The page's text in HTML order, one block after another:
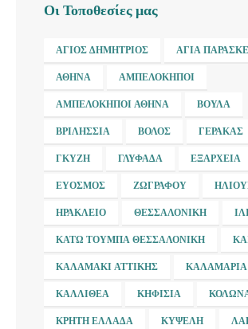
Οι Τοποθεσίες μας
ΆΓΙΟΣ ΔΗΜΉΤΡΙΟΣ ΑΓΊΑ
ΑΘΉΝΑ ΑΜΠΕΛΌΚΗΠΟΙ
ΑΜΠΕΛΌΚΗΠΟΙ ΑΘΉΝΑ ΒΟΎΛΑ
ΒΡΙΛΉΣΣΙΑ ΒΌΛΟΣ ΓΈΡΑΚΑΣ
ΓΚΎΖΗ ΓΛΥΦΆΔΑ ΕΞΆΡΧΕΙΑ
ΕΎΟΣΜΟΣ ΖΩΓΡΆΦΟΥ
ΗΡΆΚΛΕΙΟ ΘΕΣΣΑΛΟΝΊΚΗ
ΚΆΤΩ ΤΟΎΜΠΑ ΘΕΣΣΑΛΟΝΊΚΗ
ΚΑΛΑΜΆΚΙ ΑΤΤΙΚΉΣ ΚΑΛΑΜΑΡΙΆ
ΚΑΛΛΙΘΈΑ ΚΗΦΙΣΙΆ
ΚΡΉΤΗ ΕΛΛΆΔΑ ΚΥΨΈΛΗ